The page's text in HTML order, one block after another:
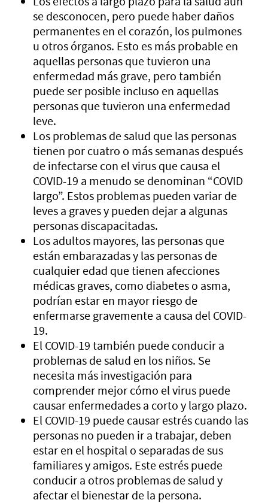
se desconocen, pero puede haber daños
permanentes en el corazón, los pulmones
u otros órganos. Esto es más probable en
aquellas personas que tuvieron una
enfermedad más grave, pero también
puede ser posible incluso en aquellas
personas que tuvieron una enfermedad
leve.
Los problemas de salud que las personas
tienen por cuatro o más semanas después
de infectarse con el virus que causa el
COVID-19 a menudo se denominan “COVID
largo”. Estos problemas pueden variar de
leves a graves y pueden dejar a algunas
personas discapacitadas.
Los adultos mayores, las personas que
están embarazadas y las personas de
cualquier edad que tienen afecciones
médicas graves, como diabetes o asma,
podrían estar en mayor riesgo de
enfermarse gravemente a causa del COVID-
19.
El COVID-19 también puede conducir a
problemas de salud en los niños. Se
necesita más investigación para
comprender mejor cómo el virus puede
causar enfermedades a corto y largo plazo.
El COVID-19 puede causar estrés cuando las
personas no pueden ir a trabajar, deben
estar en el hospital o separadas de sus
familiares y amigos. Este estrés puede
conducir a otros problemas de salud y
afectar el bienestar de la persona.